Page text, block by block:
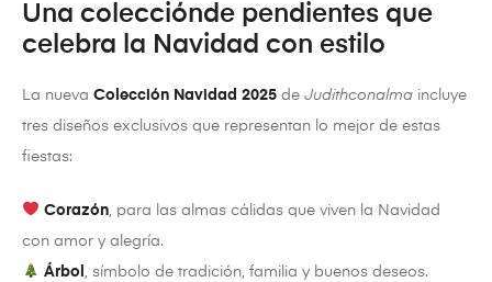
Una colecciónde pendientes que
celebra la Navidad con estilo
La nueva Colección Navidad 2025 de Judithconalma incluye
tres diseños exclusivos que representan lo mejor de estas
fiestas:
Corazón, para las almas cálidas que viven la Navidad
con amor y alegría.
Árbol , símbolo de tradición, familia y buenos deseos.